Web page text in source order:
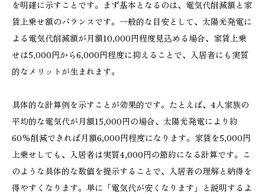
を明確に示すことです。まず基本となるのは、電気代削減額と家
賃上乗せ額のバランスです。一般的な目安として、太陽光発電に
よる電気代削減額が月額10,000円程度見込める場合、家賃上乗
せは5,000円から6,000円程度に抑えることで、入居者にも実質
的なメリットが生まれます。
具体的な計算例を示すことが効果的です。たとえば、4人家族の
平均的な電気代が月額15,000円の場合、太陽光発電により約
60%削減できれば月額6,000円程度になります。家賃を5,000円
上乗せしても、入居者は実質4,000円の節約になる計算です。こ
のような具体的な数値を提示することで、入居者の理解と納得を
得やすくなります。単に「電気代が安くなります」と説明するよ